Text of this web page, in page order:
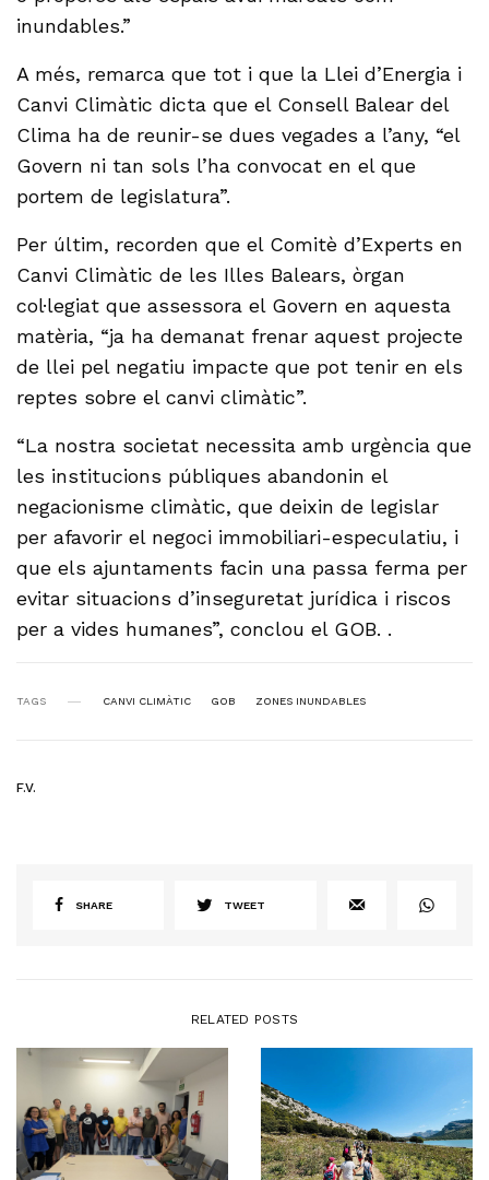
inundables.”
A més, remarca que tot i que la Llei d’Energia i
Canvi Climàtic dicta que el Consell Balear del
Clima ha de reunir-se dues vegades a l’any, “el
Govern ni tan sols l’ha convocat en el que
portem de legislatura”.
Per últim, recorden que el Comitè d’Experts en
Canvi Climàtic de les Illes Balears, òrgan
col·legiat que assessora el Govern en aquesta
matèria, “ja ha demanat frenar aquest projecte
de llei pel negatiu impacte que pot tenir en els
reptes sobre el canvi climàtic”.
“La nostra societat necessita amb urgència que
les institucions públiques abandonin el
negacionisme climàtic, que deixin de legislar
per afavorir el negoci immobiliari-especulatiu, i
que els ajuntaments facin una passa ferma per
evitar situacions d’inseguretat jurídica i riscos
per a vides humanes”, conclou el GOB. .
TAGS CANVI CLIMÀTIC GOB ZONES INUNDABLES
F.V.
SHARE TWEET
RELATED POSTS